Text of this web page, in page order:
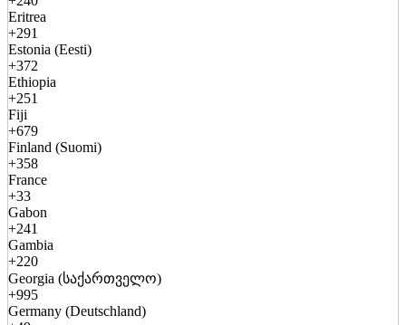
Eritrea
+291
Estonia (Eesti)
+372
Ethiopia
+251
Fiji
+679
Finland (Suomi)
+358
France
+33
Gabon
+241
Gambia
+220
Georgia (საქართველო)
+995
Germany (Deutschland)